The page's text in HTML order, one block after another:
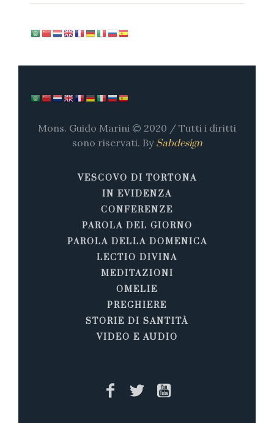
Mons. Guido Marini © 2020 / Tutti i diritti
sono riservati. By Sabdesign
VESCOVO DI TORTONA
IN EVIDENZA
CONFERENZE
PAROLA DEL GIORNO
PAROLA DELLA DOMENICA
LECTIO DIVINA
MEDITAZIONI
OMELIE
PREGHIERE
STORIE DI SANTITÀ
VIDEO E AUDIO